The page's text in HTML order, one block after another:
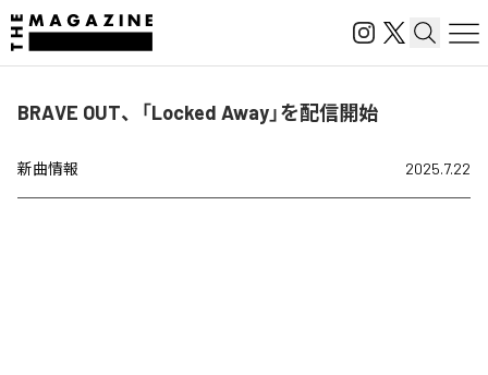
BRAVE OUT、「Locked Away」を配信開始
新曲情報 2025.7.22